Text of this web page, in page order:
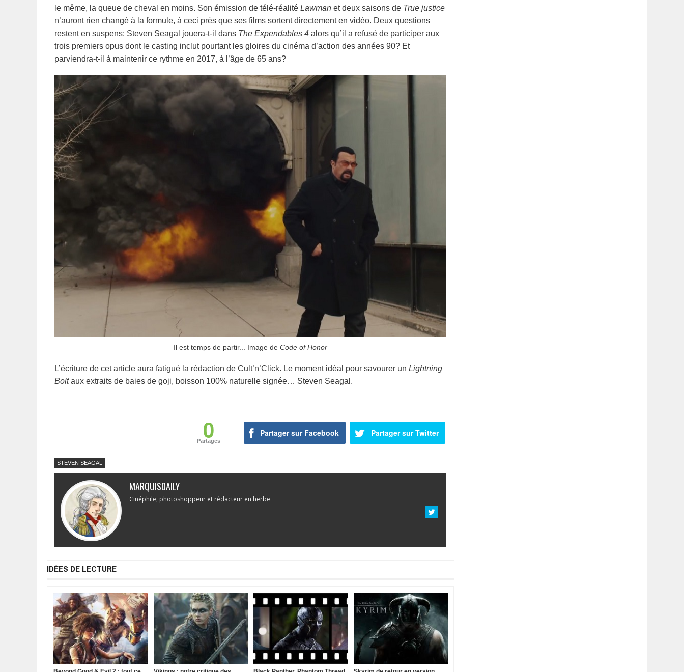
le même, la queue de cheval en moins. Son émission de télé-réalité Lawman et deux saisons de True justice
n’auront rien changé à la formule, à ceci près que ses films sortent directement en vidéo. Deux questions
restent en suspens: Steven Seagal jouera-t-il dans The Expendables 4 alors qu’il a refusé de participer aux
trois premiers opus dont le casting inclut pourtant les gloires du cinéma d’action des années 90? Et
parviendra-t-il à maintenir ce rythme en 2017, à l’âge de 65 ans?
Il est temps de partir... Image deCode of Honor
L’écriture de cet article aura fatigué la rédaction de Cult’n’Click. Le moment idéal pour savourer un Lightning
Boltaux extraits de baies de goji, boisson 100% naturelle signée… Steven Seagal.
0
Partages
Partager sur Facebook Partager sur Twitter
STEVEN SEAGAL
MARQUISDAILY
Cinéphile, photoshoppeur et rédacteur en herbe
IDÉES DE LECTURE